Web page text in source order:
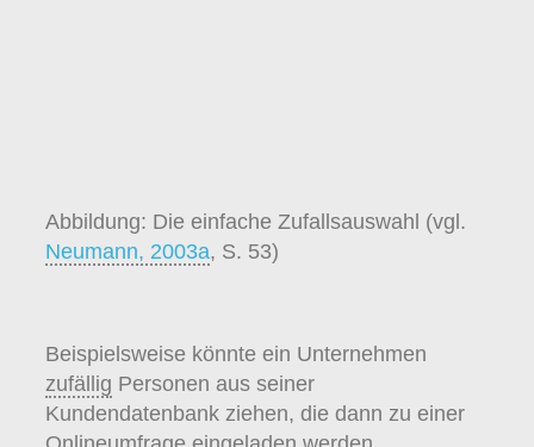
Abbildung: Die einfache Zufallsauswahl (vgl.
Neumann, 2003a, S. 53)
Beispielsweise könnte ein Unternehmen
zufällig Personen aus seiner
Kundendatenbank ziehen, die dann zu einer